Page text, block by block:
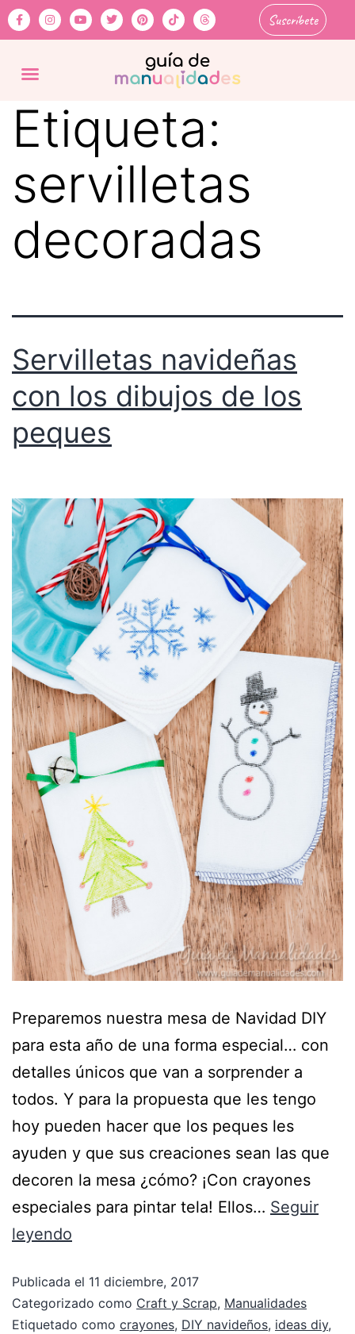
Suscríbete
Etiqueta:
servilletas
decoradas
Servilletas navideñas
con los dibujos de los
peques
Preparemos nuestra mesa de Navidad DIY
para esta año de una forma especial… con
detalles únicos que van a sorprender a
todos. Y para la propuesta que les tengo
hoy pueden hacer que los peques les
ayuden y que sus creaciones sean las que
decoren la mesa ¿cómo? ¡Con crayones
especiales para pintar tela! Ellos… Seguir
leyendo
Publicada el 11 diciembre, 2017
Categorizado como Craft y Scrap, Manualidades
Etiquetado como crayones, DIY navideños, ideas diy,